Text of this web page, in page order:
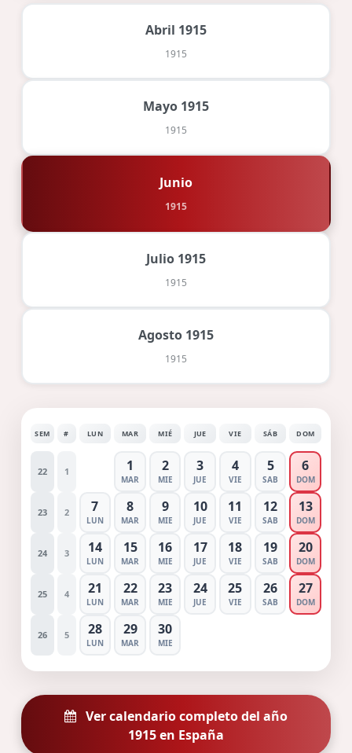
Abril 1915
1915
Mayo 1915
1915
Junio
1915
Julio 1915
1915
Agosto 1915
1915
SEM # LUN MAR MIÉ JUE VIE SÁB DOM
22 1 1
MAR
2
MIE
3
JUE
4
VIE
5
SAB
6
DOM
23 2 7
LUN
8
MAR
9
MIE
10
JUE
11
VIE
12
SAB
13
DOM
24 3 14
LUN
15
MAR
16
MIE
17
JUE
18
VIE
19
SAB
20
DOM
25 4 21
LUN
22
MAR
23
MIE
24
JUE
25
VIE
26
SAB
27
DOM
26 5 28
LUN
29
MAR
30
MIE
Ver calendario completo del año
1915 en España